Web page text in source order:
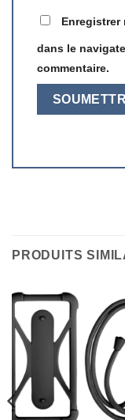
Enregistrer
dans le
commentaire.
PRODUITS